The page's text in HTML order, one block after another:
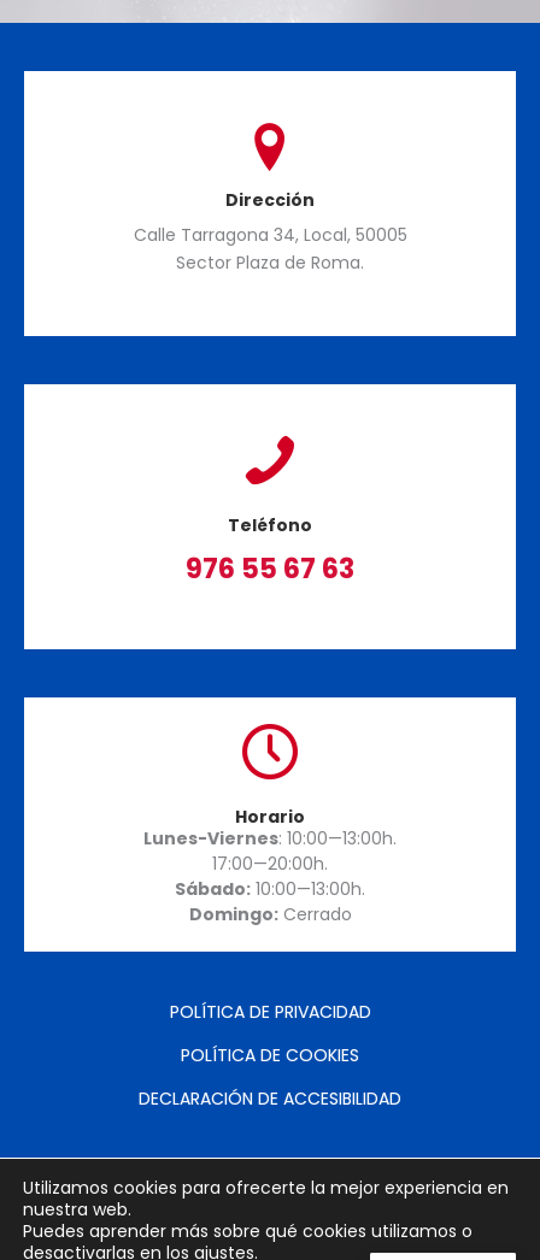
Dirección
Calle Tarragona 34, Local, 50005
Sector Plaza de Roma.
Teléfono
976 55 67 63
Horario
Lunes-Viernes: 10:00—13:00h.
17:00—20:00h.
Sábado: 10:00—13:00h.
Domingo:Cerrado
POLÍTICA DE PRIVACIDAD
POLÍTICA DE COOKIES
DECLARACIÓN DE ACCESIBILIDAD
PROGRAMA KIT DIGITAL COFINANCIADO POR LOS FONDOS
NEXT GENERATION (EU) DEL MECANISMO DE RECUPERACIÓN
Y RESILENCIA.
Utilizamos cookies para ofrecerte la mejor experiencia en
nuestra web.
Puedes aprender más sobre qué cookies utilizamos o
desactivarlas en los ajustes.